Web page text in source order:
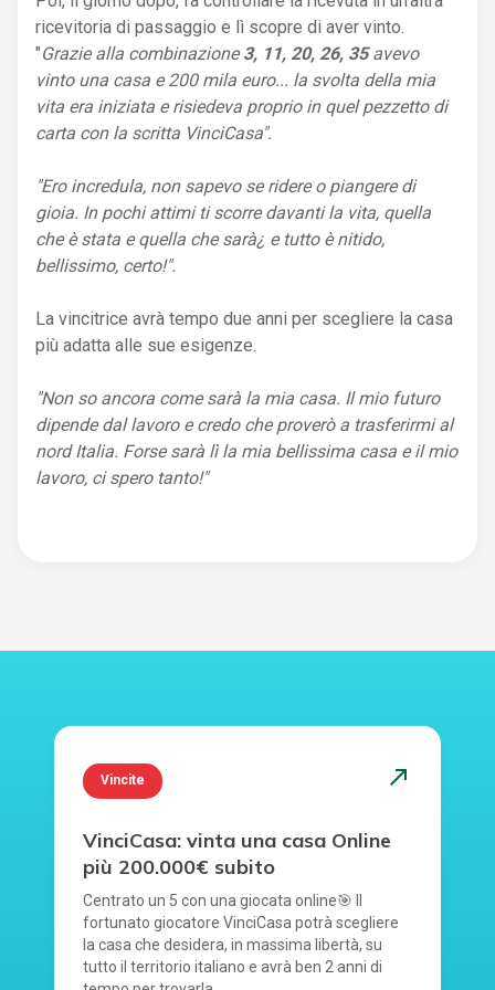
ricevitoria di passaggio e lì scopre di aver vinto.
"Grazie alla combinazione3, 11, 20, 26, 35avevo
vinto una casa e 200 mila euro... la svolta della mia
vita era iniziata e risiedeva proprio in quel pezzetto di
carta con la scritta VinciCasa".
"Ero incredula, non sapevo se ridere o piangere di
gioia. In pochi attimi ti scorre davanti la vita, quella
che è stata e quella che sarà¿ e tutto è nitido,
bellissimo, certo!".
La vincitrice avrà tempo due anni per scegliere la casa
più adatta alle sue esigenze.
"Non so ancora come sarà la mia casa. Il mio futuro
dipende dal lavoro e credo che proverò a trasferirmi al
nord Italia. Forse sarà lì la mia bellissima casa e il mio
lavoro, ci spero tanto!"
Vincite north_east
VinciCasa: vinta una casa Online
più 200.000€ subito
Centrato un 5 con una giocata online🎯 Il
fortunato giocatore VinciCasa potrà scegliere
la casa che desidera, in massima libertà, su
tutto il territorio italiano e avrà ben 2 anni di